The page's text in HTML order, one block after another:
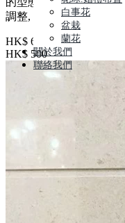
白事花
盆栽
蘭花
關於我們
聯絡我們
調整, 所以圖片僅作參考
HK$ 600
HK$ 500